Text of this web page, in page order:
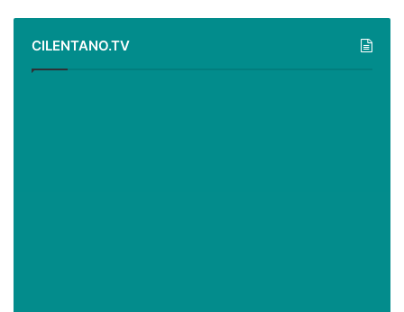
CILENTANO.TV